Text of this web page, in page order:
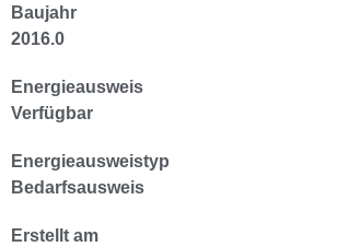
Baujahr
2016.0
Energieausweis
Verfügbar
Energie­ausweistyp
Bedarfsausweis
Erstellt am